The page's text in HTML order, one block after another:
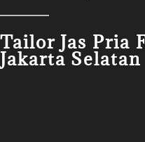
Tailor Jas Pria
Jakarta Selatan